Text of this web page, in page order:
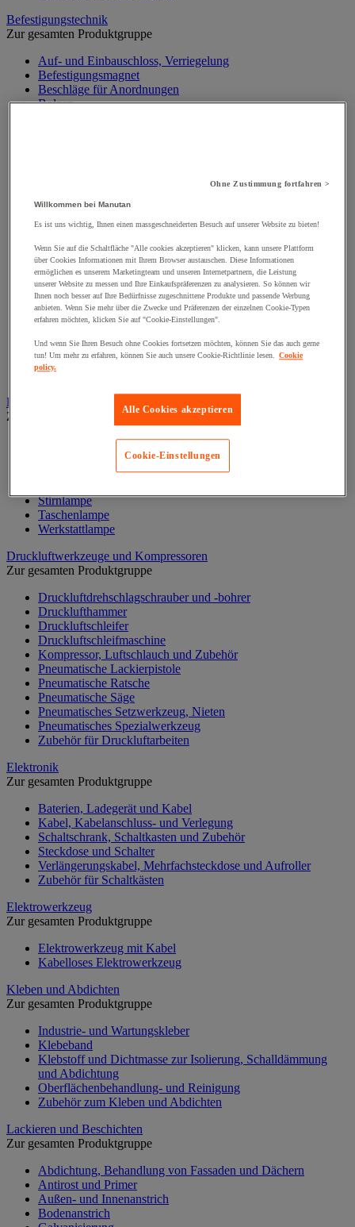
Befestigungstechnik
Zur gesamten Produktgruppe
Auf- und Einbauschloss, Verriegelung
Befestigungsmagnet
Beschläge für Anordnungen
Bolzen
Nivellierungsfuß
Schließknopf und abschließbarer Griff
Schraube
Schraubstange
Spitzen, Nägel und Heftklammern
Stifte und Dübel
Tür-, Fenster- und Möbelgriff
Türbänder und-Türangeln
Verbindungsstück, Einlage, Feder und Gewindeeinsatz
Vibrationsschutz
Zubehör für Türen, Fenster und Tore
Beleuchtung
Zur gesamten Produktgruppe
Baustellenscheinwerfer
Innen- und Außenbeleuchtung
Stirnlampe
Taschenlampe
Werkstattlampe
Druckluftwerkzeuge und Kompressoren
Zur gesamten Produktgruppe
Druckluftdrehschlagschrauber und -bohrer
Drucklufthammer
Druckluftschleifer
Druckluftschleifmaschine
Kompressor, Luftschlauch und Zubehör
Pneumatische Lackierpistole
Pneumatische Ratsche
Pneumatische Säge
Pneumatisches Setzwerkzeug, Nieten
Pneumatisches Spezialwerkzeug
Zubehör für Druckluftarbeiten
Elektronik
Zur gesamten Produktgruppe
Baterien, Ladegerät und Kabel
Kabel, Kabelanschluss- und Verlegung
Schaltschrank, Schaltkasten und Zubehör
Steckdose und Schalter
Verlängerungskabel, Mehrfachsteckdose und Aufroller
Zubehör für Schaltkästen
Elektrowerkzeug
Zur gesamten Produktgruppe
Elektrowerkzeug mit Kabel
Kabelloses Elektrowerkzeug
Kleben und Abdichten
Zur gesamten Produktgruppe
Industrie- und Wartungskleber
Klebeband
Klebstoff und Dichtmasse zur Isolierung, Schalldämmung
und Abdichtung
Oberflächenbehandlung- und Reinigung
Zubehör zum Kleben und Abdichten
Lackieren und Beschichten
Zur gesamten Produktgruppe
Abdichtung, Behandlung von Fassaden und Dächern
Antirost und Primer
Außen- und Innenanstrich
Bodenanstrich
Ohne Zustimmung fortfahren >
Willkommen bei Manutan
Es ist uns wichtig, Ihnen einen massgeschneiderten Besuch auf unserer Website zu bieten!
Wenn Sie auf die Schaltfläche "Alle cookies akzeptieren" klicken, kann unsere Plattform
über Cookies Informationen mit Ihrem Browser austauschen. Diese Informationen
ermöglichen es unserem Marketingteam und unseren Internetpartnern, die Leistung
unserer Website zu messen und Ihre Einkaufspräferenzen zu analysieren. So können wir
Ihnen noch besser auf Ihre Bedürfnisse zugeschnittene Produkte und passende Werbung
anbieten. Wenn Sie mehr über die Zwecke und Präferenzen der einzelnen Cookie-Typen
erfahren möchten, klicken Sie auf "Cookie-Einstellungen".
Und wenn Sie Ihren Besuch ohne Cookies fortsetzen möchten, können Sie das auch gerne
tun! Um mehr zu erfahren, können Sie auch unsere Cookie-Richtlinie lesen.
Cookie
policy.
Alle Cookies akzeptieren
Cookie-Einstellungen